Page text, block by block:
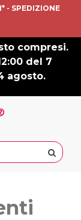
- SPEDIZIONE
compresi.
del 7
agosto.